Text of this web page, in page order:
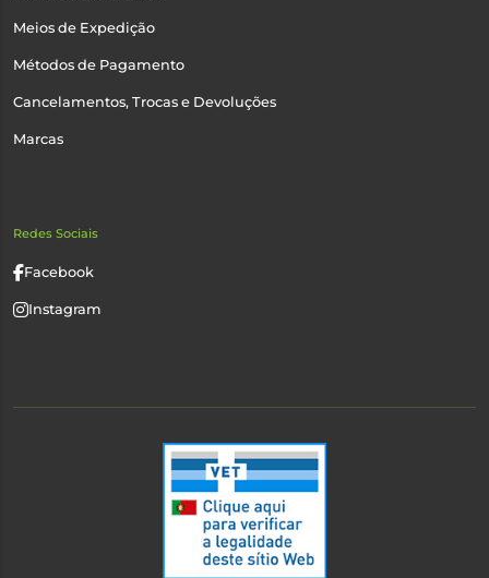
Meios de Expedição
Métodos de Pagamento
Cancelamentos, Trocas e Devoluções
Marcas
Redes Sociais
Facebook
Instagram